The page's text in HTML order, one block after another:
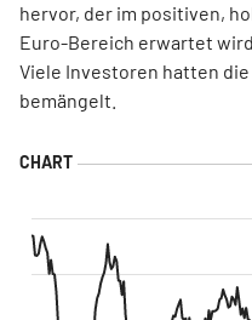
hervor, der im positiven,
Euro-Bereich erwartet
Viele Investoren hatten
bemängelt.